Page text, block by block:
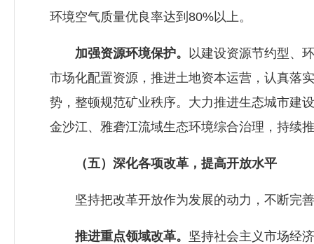
环境空气质量优良率达到80%以上。
加强资源环境保护。
以建设资源节约型、
市场化配置资源，推进土地资本运营，认真落
势，整顿规范矿业秩序。大力推进生态城市建
金沙江、雅砻江流域生态环境综合治理，持续
（五）深化各项改革，提高开放水平
坚持把改革开放作为发展的动力，不断完善
推进重点领域改革。 坚持社会主义市场经